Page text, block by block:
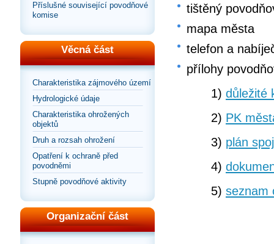
Příslušné související povodňové
komise
Věcná část
Charakteristika zájmového území
Hydrologické údaje
Charakteristika ohrožených
objektů
Druh a rozsah ohrožení
Opatření k ochraně před
povodněmi
Stupně povodňové aktivity
Organizační část
tištěný
mapa města
telefon a
přílohy
1) důležité
2) PK
3) plán
4)
5) seznam